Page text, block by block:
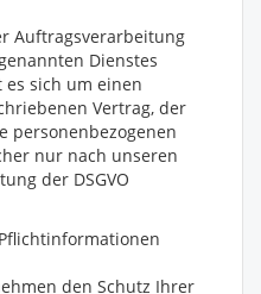
Auftragsverarbeitung
Dienstes
sich um einen
Vertrag, der
personenbezogenen
nur nach unseren
der DSGVO
den Schutz Ihrer